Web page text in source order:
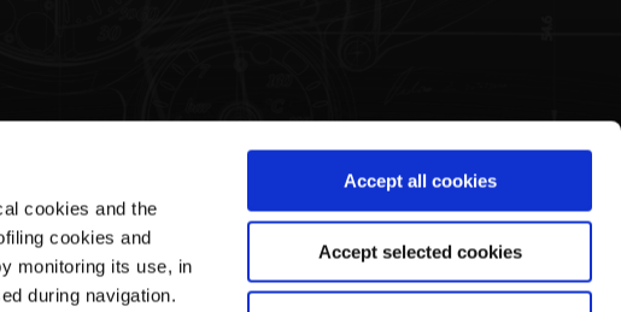
cookies and the
cookies and
monitoring its use, in
during navigation.
Accept all cookies
Accept selected cookies
Area Legale
Termini e Condizioni di Vendita
Privacy Policy
La Storia